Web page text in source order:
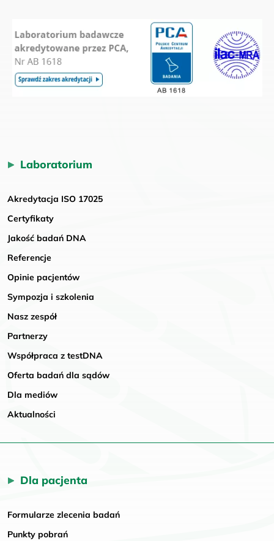
Laboratorium
Akredytacja ISO 17025
Certyfikaty
Jakość badań DNA
Referencje
Opinie pacjentów
Sympozja i szkolenia
Nasz zespół
Partnerzy
Współpraca z testDNA
Oferta badań dla sądów
Dla mediów
Aktualności
Dla pacjenta
Formularze zlecenia badań
Punkty pobrań